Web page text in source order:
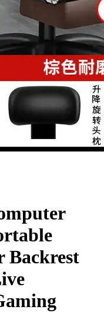
Backrest